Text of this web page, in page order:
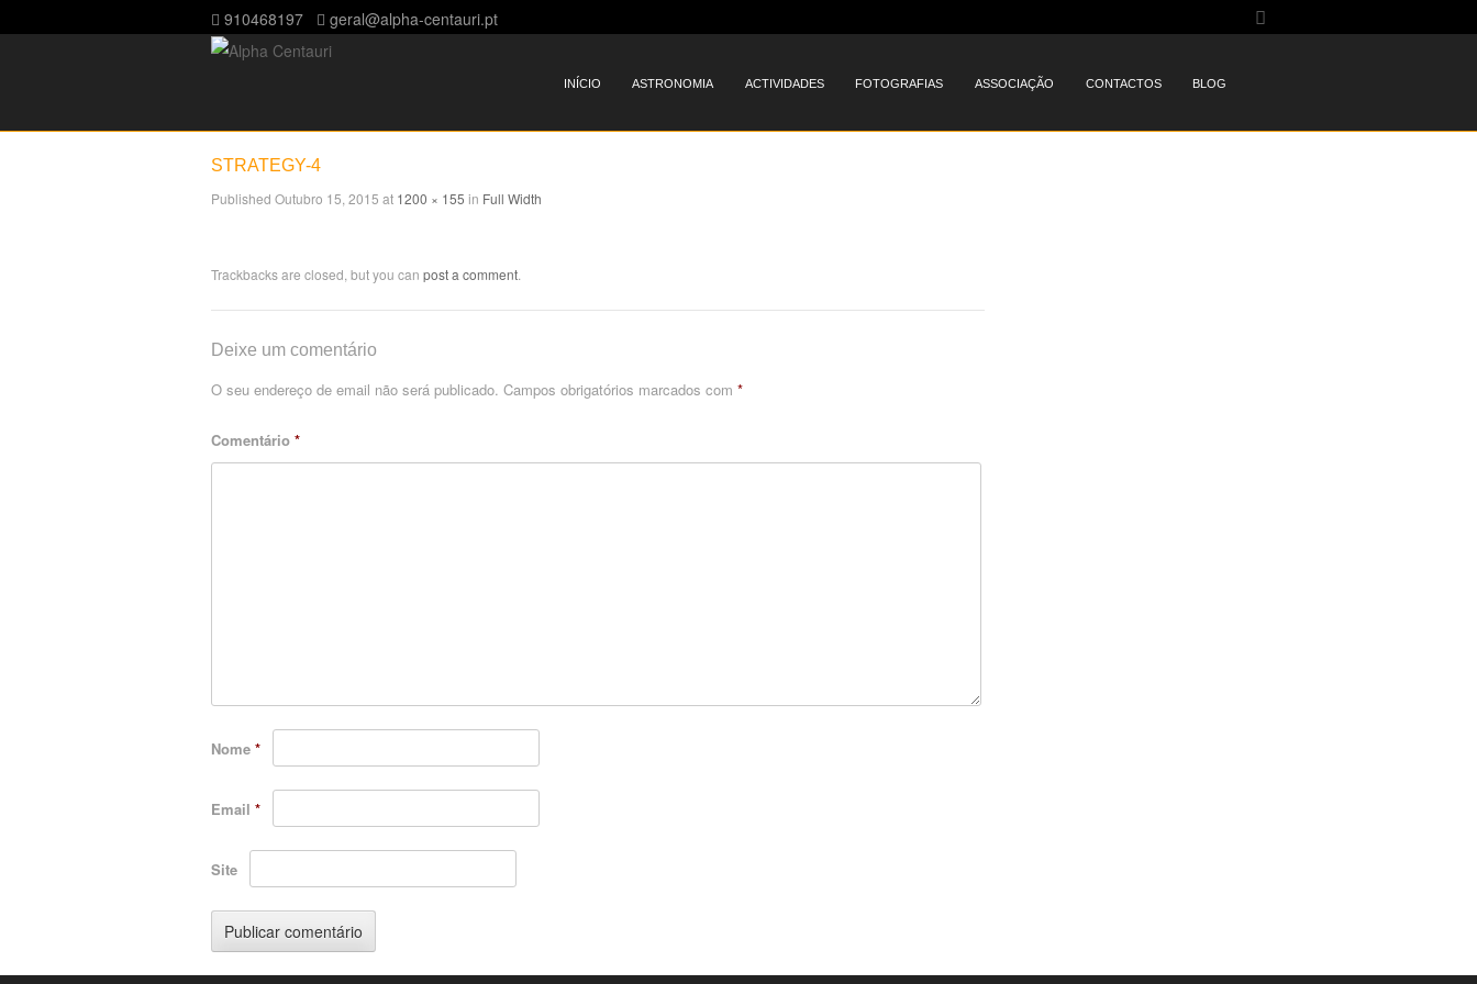
910468197 geral@alpha-centauri.pt
Menu
SKIP TO CONTENT
INÍCIO ASTRONOMIA ACTIVIDADES FOTOGRAFIAS ASSOCIAÇÃO CONTACTOS BLOG
STRATEGY-4
Published Outubro 15, 2015 at 1200 × 155 in Full Width
Trackbacks are closed, but you can post a comment
Deixe um comentário
O seu endereço de email não será publicado. Campos obrigatórios marcados com *
Comentário *
Nome *
Email *
Site